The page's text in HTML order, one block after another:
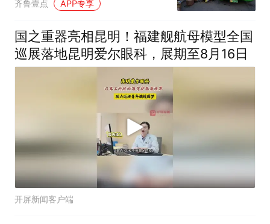
齐鲁壹点 APP专享
国之重器亮相昆明！福建舰航母模型全国
巡展落地昆明爱尔眼科，展期至8月16日
开屏新闻客户端